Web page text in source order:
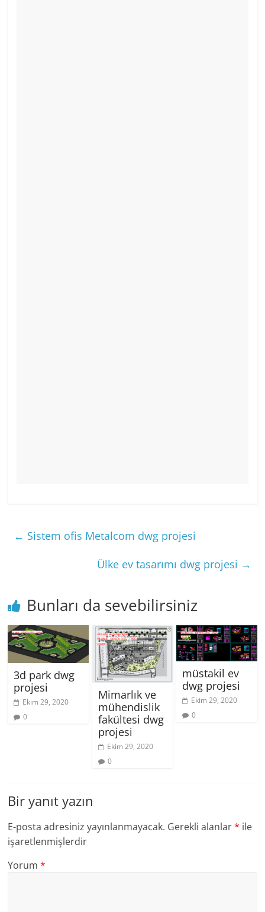
← Sistem ofis Metalcom dwg projesi
Ülke ev tasarımı dwg projesi →
Bunları da sevebilirsiniz
3d park dwg
projesi
Ekim 29, 2020
0
Mimarlık ve
mühendislik
fakültesi dwg
projesi
Ekim 29, 2020
0
müstakil ev
dwg projesi
Ekim 29, 2020
0
Bir yanıt yazın
E-posta adresiniz yayınlanmayacak. Gerekli alanlar* ile
işaretlenmişlerdir
Yorum*